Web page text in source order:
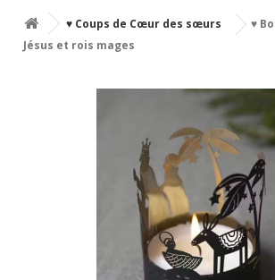
♥ Coups de Cœur des sœurs
♥
Jésus et rois mages